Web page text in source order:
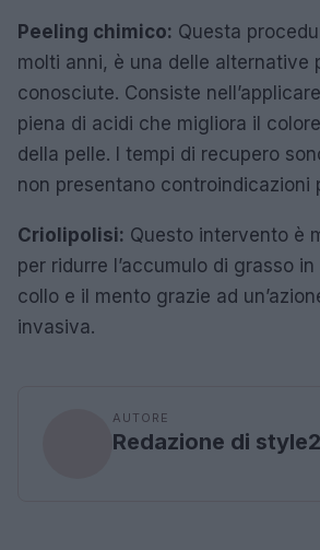
Peeling chimico: Questa
molti anni, è una delle alternative
conosciute. Consiste
piena di acidi che migliora il
della pelle. I tempi di recupero
non presentano controindicazioni
Criolipolisi: Questo intervento è
per ridurre l’accumulo di grasso in
collo e il mento grazie ad
invasiva.
AUTORE
Redazione di